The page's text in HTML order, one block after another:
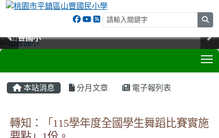
山豐國小
山豐國小
山豐國小
山豐國小
本站消息 分月文章 電子報列表
轉知：「115學年度全國學生舞蹈比賽實施